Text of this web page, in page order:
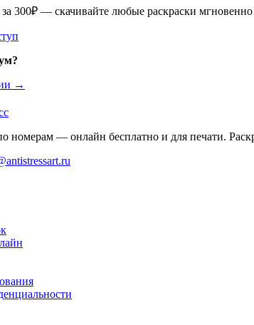
300₽ — скачивайте любые раскраски
→
номерам — онлайн бесплатно и для печати.